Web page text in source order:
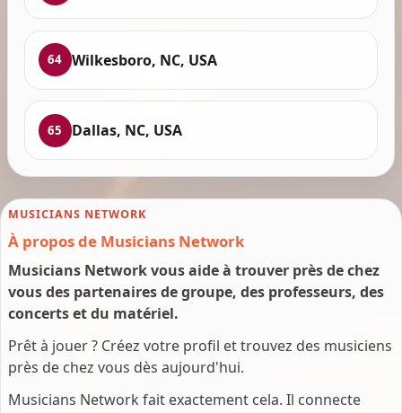
64 Wilkesboro, NC, USA
65 Dallas, NC, USA
MUSICIANS NETWORK
À propos de Musicians Network
Musicians Network vous aide à trouver près de chez
vous des partenaires de groupe, des professeurs, des
concerts et du matériel.
Prêt à jouer ? Créez votre profil et trouvez des musiciens
près de chez vous dès aujourd'hui.
Musicians Network fait exactement cela. Il connecte